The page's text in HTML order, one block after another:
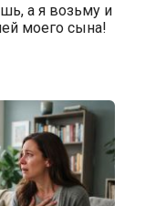
а я возьму и
моего сына!